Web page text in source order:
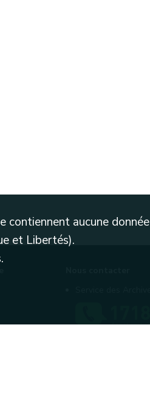
contiennent aucune donnée
et Libertés).